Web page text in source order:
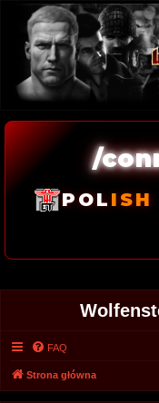
/
POL ISH
FAQ
Strona główna